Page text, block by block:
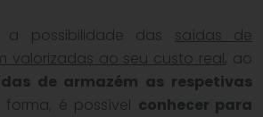
a possibilidade das saídas de
valorizadas ao seu custo real, ao
de armazém as respetivas
forma, é possível conhecer para